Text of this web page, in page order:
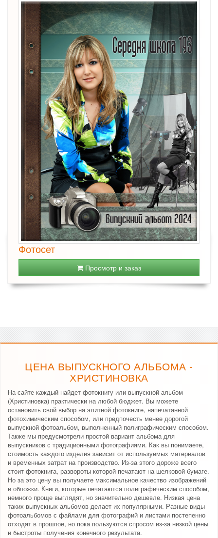
Фотосет
Просмотр и заказ
ЦЕНА ВЫПУСКНОГО АЛЬБОМА -
ХРИСТИНОВКА
На сайте каждый найдет фотокнигу или выпускной альбом
(Христиновка) практически на любой бюджет. Вы можете
остановить свой выбор на элитной фотокниге, напечатанной
фотохимическим способом, или предпочесть менее дорогой
выпускной фотоальбом, выполненный полиграфическим способом.
Также мы предусмотрели простой вариант альбома для
выпускников с традиционными фотографиями. Как вы понимаете,
стоимость каждого изделия зависит от используемых материалов
и временных затрат на производство. Из-за этого дороже всего
стоит фотокнига, развороты которой печатают на шелковой бумаге.
Но за это цену вы получаете максимальное качество изображений
и обложки. Книги, которые печатаются полиграфическим способом,
немного проще выглядят, но значительно дешевле. Низкая цена
таких выпускных альбомов делает их популярными. Разные виды
фотоальбомов с файлами для фотографий и листами постепенно
отходят в прошлое, но пока пользуются спросом из-за низкой цены
и быстроты получения конечного результата.